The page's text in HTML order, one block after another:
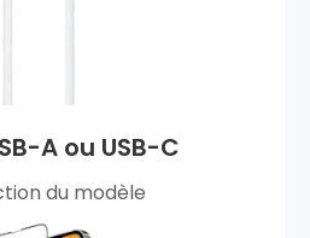
A ou USB-C
du modèle